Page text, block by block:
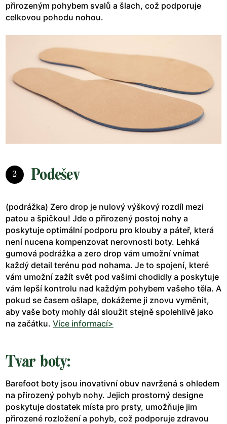
přirozeným pohybem svalů a šlach, což podporuje
celkovou pohodu nohou.
2 Podešev
(podrážka) Zero drop je nulový výškový rozdíl mezi
patou a špičkou! Jde o přirozený postoj nohy a
poskytuje optimální podporu pro klouby a páteř, která
není nucena kompenzovat nerovnosti boty. Lehká
gumová podrážka a zero drop vám umožní vnímat
každý detail terénu pod nohama. Je to spojení, které
vám umožní zažít svět pod vašimi chodidly a poskytuje
vám lepší kontrolu nad každým pohybem vašeho těla. A
pokud se časem ošlape, dokážeme ji znovu vyměnit,
aby vaše boty mohly dál sloužit stejně spolehlivě jako
na začátku. Více informací>
Tvar boty:
Barefoot boty jsou inovativní obuv navržená s ohledem
na přirozený pohyb nohy. Jejich prostorný designe
poskytuje dostatek místa pro prsty, umožňuje jim
přirozené rozložení a pohyb, což podporuje zdravou